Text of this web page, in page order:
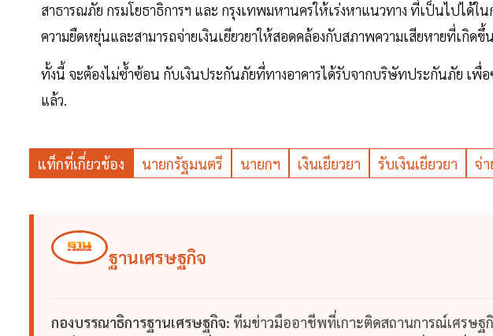
สาธารณภัย กรมโยธาธิการฯ และ กรุงเทพมหานครให้เร่งหาแนวทาง ที่เป็นไปได้
ความยืดหยุ่นและสามารถจ่ายเงินเยียวยาให้สอดคล้องกับสภาพความเสียหายที่เกิดขึ้น
ทั้งนี้ จะต้องไม่ซ้ำซ้อน กับเงินประกันภัยที่ทางอาคารได้รับจากบริษัทประกันภัย เพื่
แล้ว.
แท็กที่เกี่ยวข้อง นายกรัฐมนตรี นายกฯ เงินเยียวยา รับเงินเยียวยา จ่
ฐานเศรษฐกิจ
กองบรรณาธิการฐานเศรษฐกิจ: ทีมข่าวมืออาชีพที่เกาะติดสถานการณ์เศรษฐ